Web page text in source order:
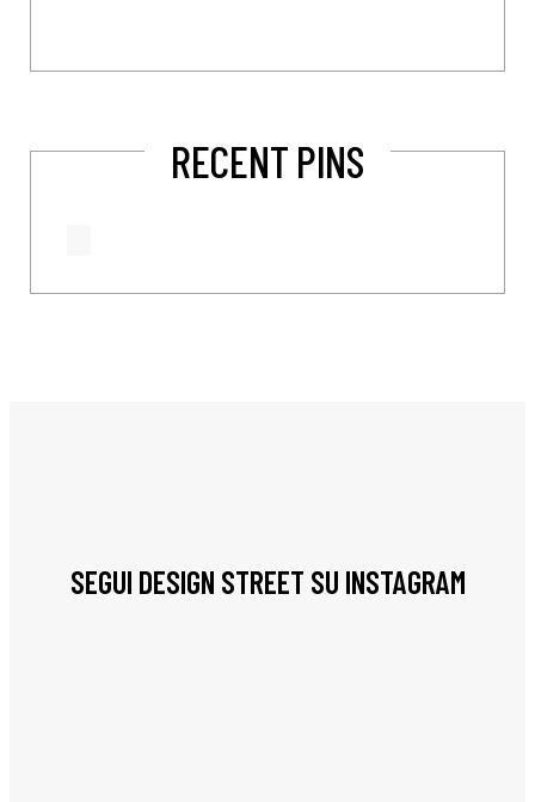
RECENT PINS
SEGUI DESIGN STREET SU INSTAGRAM